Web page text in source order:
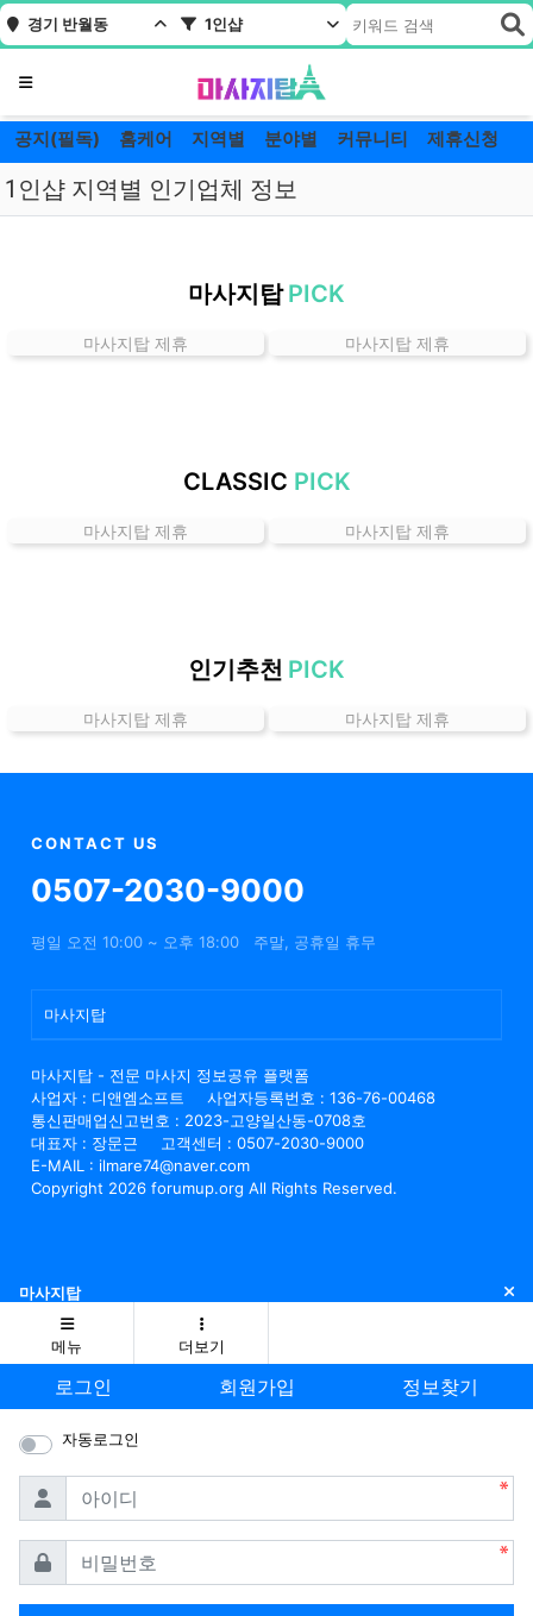
경기 반월동 1인샵
메뉴
공지(필독) 홈케어 지역별 분야별 커뮤니티 제휴신청
1인샵 지역별 인기업체 정보
동
곳
인
보
마사지탑 PICK
마사지탑 제휴 마사지탑 제휴
CLASSIC PICK
마사지탑 제휴 마사지탑 제휴
인기추천 PICK
마사지탑 제휴 마사지탑 제휴
CONTACT US
0507-2030-9000
평일 오전 10:00 ~ 오후 18:00 주말, 공휴일 휴무
마사지탑
마사지탑 - 전문 마사지 정보공유 플랫폼
사업자 : 디앤엠소프트
사업자등록번호 : 136-76-00468
통신판매업신고번호 : 2023-고양일산동-0708호
대표자 : 장문근
고객센터 : 0507-2030-9000
E-MAIL : ilmare74@naver.com
Copyright 2026 forumup.org All Rights Reserved.
마사지탑 닫
메뉴 더보기
로그인 회원가입 정보찾기
자동로그인
아이디
비밀번호